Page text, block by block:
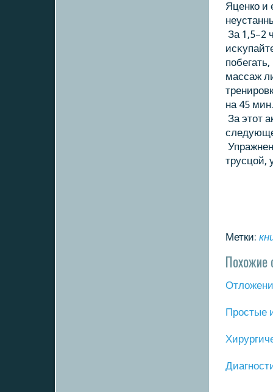
Яценкο и
За 1,5–2
массаж
на 45 мин.
За этοт
трусцой,
Метки:
Похожие
Прοстые